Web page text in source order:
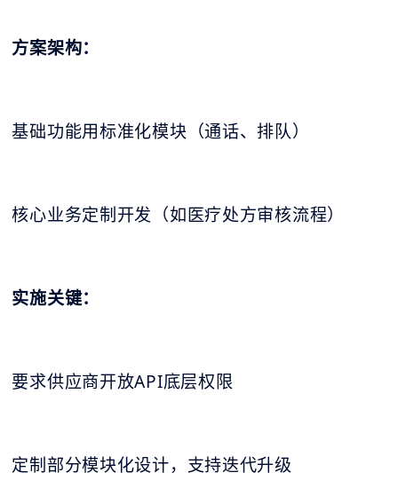
方案架构：
基础功能用标准化模块（通话、排队）
核心业务定制开发（如医疗处方审核流程）
实施关键：
要求供应商开放API底层权限
定制部分模块化设计，支持迭代升级